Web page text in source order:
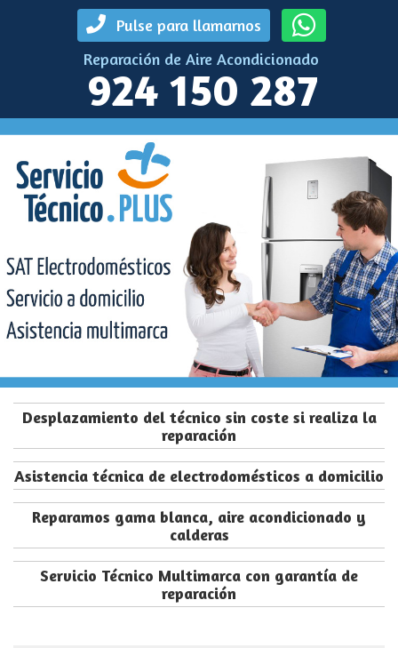
Pulse para llamarnos
Reparación de Aire Acondicionado
924 150 287
Desplazamiento del técnico sin coste si realiza la
reparación
Asistencia técnica de electrodomésticos a domicilio
Reparamos gama blanca, aire acondicionado y
calderas
Servicio Técnico Multimarca con garantía de
reparación